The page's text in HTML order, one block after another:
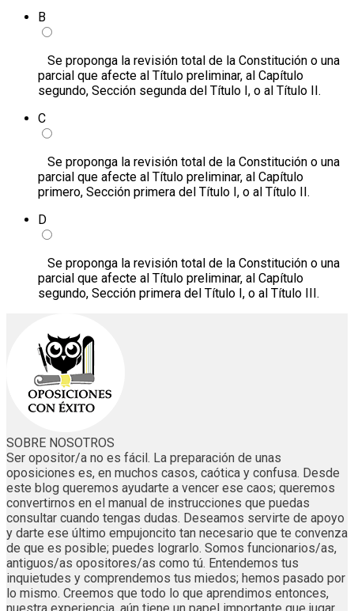
B
Se proponga la revisión total de la Constitución o una
parcial que afecte al Título preliminar, al Capítulo
segundo, Sección segunda del Título I, o al Título II.
C
Se proponga la revisión total de la Constitución o una
parcial que afecte al Título preliminar, al Capítulo
primero, Sección primera del Título I, o al Título II.
D
Se proponga la revisión total de la Constitución o una
parcial que afecte al Título preliminar, al Capítulo
segundo, Sección primera del Título I, o al Título III.
SOBRE NOSOTROS
Ser opositor/a no es fácil. La preparación de unas
oposiciones es, en muchos casos, caótica y confusa. Desde
este blog queremos ayudarte a vencer ese caos; queremos
convertirnos en el manual de instrucciones que puedas
consultar cuando tengas dudas. Deseamos servirte de apoyo
y darte ese último empujoncito tan necesario que te convenza
de que es posible; puedes lograrlo. Somos funcionarios/as,
antiguos/as opositores/as como tú. Entendemos tus
inquietudes y comprendemos tus miedos; hemos pasado por
lo mismo. Creemos que todo lo que aprendimos entonces,